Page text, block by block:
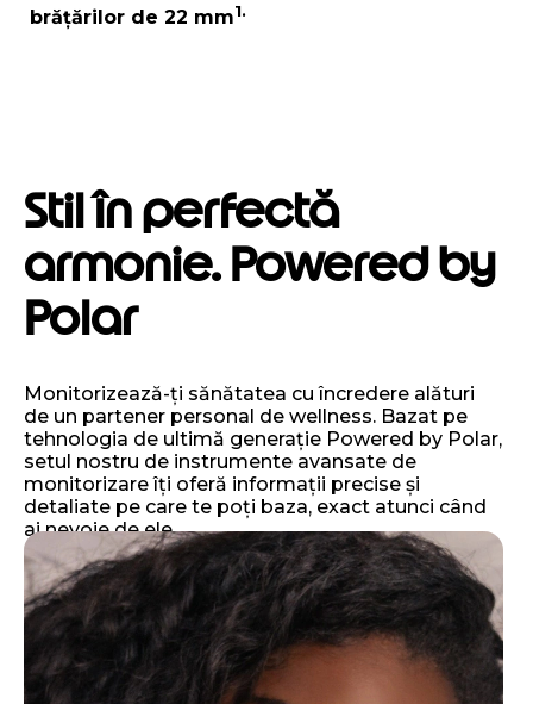
brățărilor de 22 mm1.
Stil în perfectă
armonie. Powered by
Polar
Monitorizează-ți sănătatea cu încredere alături
de un partener personal de wellness. Bazat pe
tehnologia de ultimă generație Powered by Polar,
setul nostru de instrumente avansate de
monitorizare îți oferă informații precise și
detaliate pe care te poți baza, exact atunci când
ai nevoie de ele.